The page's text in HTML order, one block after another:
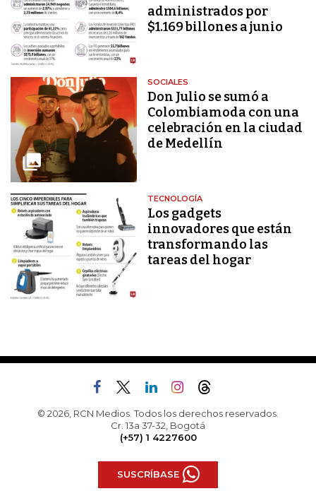
administrados por
$1.169 billones a junio
SOCIALES
Don Julio se sumó a
Colombiamoda con una
celebración en la ciudad
de Medellín
TECNOLOGÍA
Los gadgets
innovadores que están
transformando las
tareas del hogar
© 2026, RCN Medios. Todos los derechos reservados.
Cr. 13a 37-32, Bogotá
(+57) 1 4227600
SUSCRÍBASE